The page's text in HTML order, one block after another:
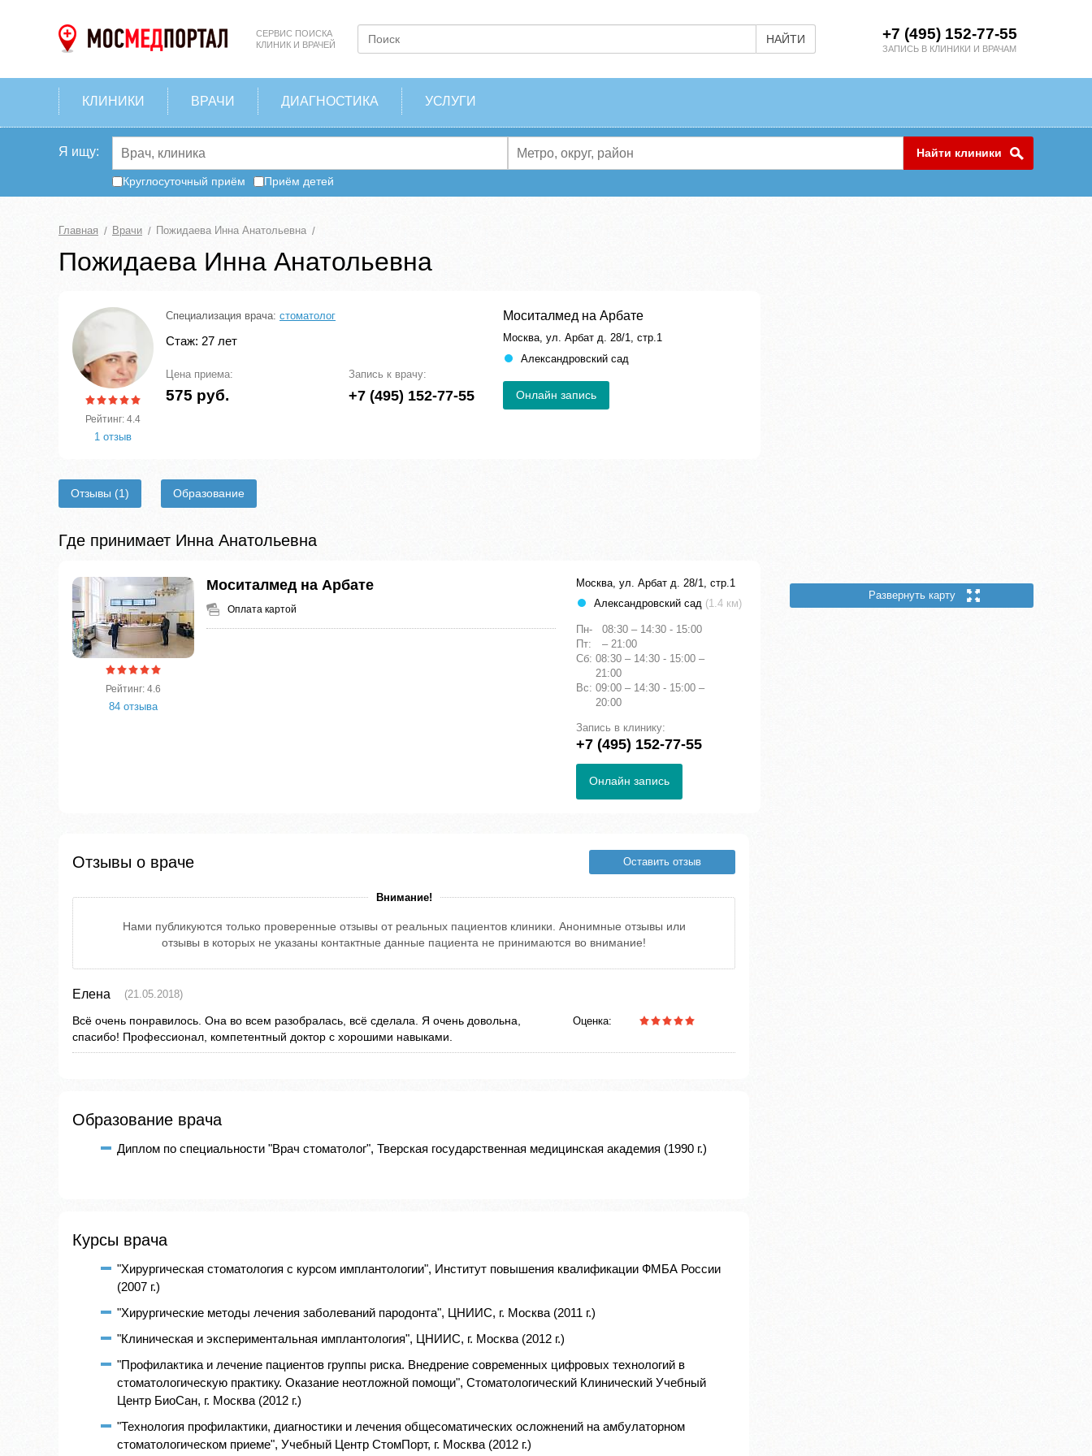
СЕРВИС ПОИСКА
КЛИНИК И ВРАЧЕЙ
НАЙТИ +7 (495) 152-77-55
ЗАПИСЬ В КЛИНИКИ И ВРАЧАМ
КЛИНИКИ ВРАЧИ ДИАГНОСТИКА УСЛУГИ
Я ищу: Найти клиники
Круглосуточный приём Приём детей
Главная Врачи Пожидаева Инна Анатольевна
Пожидаева Инна Анатольевна
Рейтинг: 4.4
1 отзыв
Специализация врача: стоматолог
Стаж: 27 лет
Цена приема:
575 руб.
Запись к врачу:
+7 (495) 152-77-55
Моситалмед на Арбате
Москва, ул. Арбат д. 28/1, стр.1
Александровский сад
Онлайн запись
Отзывы (1) Образование
Где принимает Инна Анатольевна
Рейтинг: 4.6
84 отзыва
Моситалмед на Арбате
Оплата картой
Москва, ул. Арбат д. 28/1, стр.1
Александровский сад (1.4 км)
Пн-
Пт:
08:30 – 14:30 - 15:00
– 21:00
Сб: 08:30 – 14:30 - 15:00 –
21:00
Вс: 09:00 – 14:30 - 15:00 –
20:00
Запись в клинику:
+7 (495) 152-77-55
Онлайн запись
Отзывы о враче Оставить отзыв
Внимание!
Нами публикуются только проверенные отзывы от реальных пациентов клиники. Анонимные отзывы или
отзывы в которых не указаны контактные данные пациента не принимаются во внимание!
Елена (21.05.2018)
Всё очень понравилось. Она во всем разобралась, всё сделала. Я очень довольна,
спасибо! Профессионал, компетентный доктор с хорошими навыками.
Оценка:
Образование врача
Диплом по специальности "Врач стоматолог", Тверская государственная медицинская академия (1990 г.)
Курсы врача
"Хирургическая стоматология с курсом имплантологии", Институт повышения квалификации ФМБА России
(2007 г.)
"Хирургические методы лечения заболеваний пародонта", ЦНИИС, г. Москва (2011 г.)
"Клиническая и экспериментальная имплантология", ЦНИИС, г. Москва (2012 г.)
"Профилактика и лечение пациентов группы риска. Внедрение современных цифровых технологий в
стоматологическую практику. Оказание неотложной помощи", Стоматологический Клинический Учебный
Центр БиоСан, г. Москва (2012 г.)
"Технология профилактики, диагностики и лечения общесоматических осложнений на амбулаторном
стоматологическом приеме", Учебный Центр СтомПорт, г. Москва (2012 г.)
Развернуть карту